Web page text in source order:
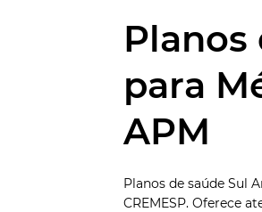
Planos
para
APM
Planos de saúde Sul
CREMESP. Oferece